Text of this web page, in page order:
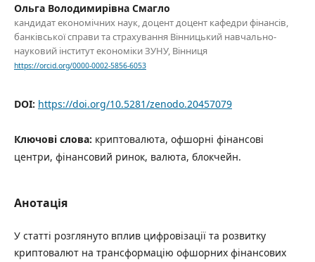
Ольга Володимирівна Смагло
кандидат економічних наук, доцент доцент кафедри фінансів,
банківської справи та страхування Вінницький навчально-
науковий інститут економіки ЗУНУ, Вінниця
https://orcid.org/0000-0002-5856-6053
DOI: https://doi.org/10.5281/zenodo.20457079
Ключові слова: криптовалюта, офшорні фінансові
центри, фінансовий ринок, валюта, блокчейн.
Анотація
У статті розглянуто вплив цифровізації та розвитку
криптовалют на трансформацію офшорних фінансових